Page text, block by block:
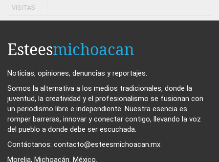
VISITAS
Esteesmichoacan
Noticias, opiniones, denuncias y reportajes.
Somos la alternativa a los medios tradicionales, donde la
juventud, la creatividad y el profesionalismo se fusionan con
un periodismo libre e independiente. Nuestra esencia es
romper barreras, innovar y conectar contigo, llevando la voz
del pueblo a donde debe ser escuchada.
Contáctanos: contacto@esteesmichoacan.mx
Morelia, Michoacán. México.